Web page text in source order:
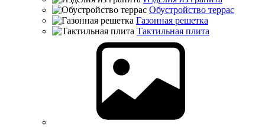
Обустройство террас
Газонная решетка
Тактильная плита